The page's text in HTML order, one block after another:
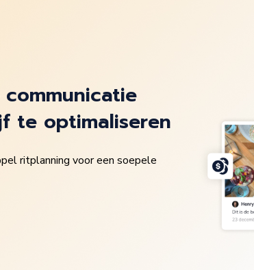
te optimaliseren
ritplanning voor een soepele